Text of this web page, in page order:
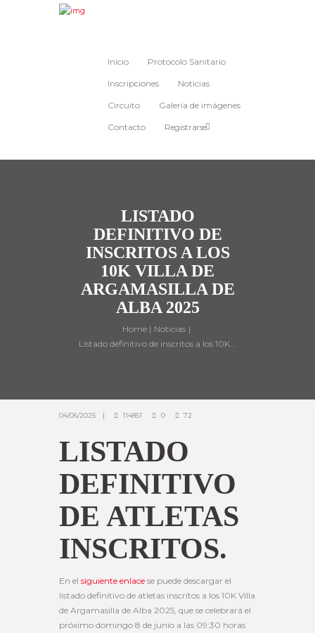
Inicio Protocolo Sanitario
Inscripciones Noticias
Circuito Galería de imágenes
Contacto Registrarse
LISTADO
DEFINITIVO DE
INSCRITOS A LOS
10K VILLA DE
ARGAMASILLA DE
ALBA 2025
Home
Noticias
Listado definitivo de inscritos a los 10K...
04/06/2025 114851 0 72
LISTADO
DEFINITIVO
DE ATLETAS
INSCRITOS.
En el siguiente enlace se puede descargar el
listado definitivo de atletas inscritos a los 10K Villa
de Argamasilla de Alba 2025, que se celebrará el
próximo domingo 8 de junio a las 09:30 horas